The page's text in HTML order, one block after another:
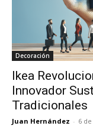
Decoración
Ikea
Innovador
Tradicionales
Juan Hernández - 6